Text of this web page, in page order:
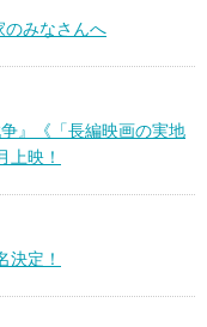
のみなさんへ
』《「長編映画の実地
上映！
決定！